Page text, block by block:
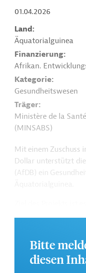
01.04.2026
Land
Äquatorialguinea
Finanzierung
Afrikan.
Kategorie
Gesundheitswesen
Träger
Ministère de la
(MINSABS)
Mit einem Zuschuss
Dollar unterstützt
(AfDB) ein
Gesundheitssystems
durchgeführt
Bitte
diesen